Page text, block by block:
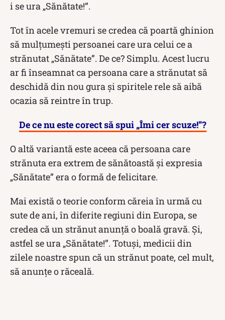
i se ura „Sănătate!”.
Tot în acele vremuri se credea că poartă ghinion
să mulțumești persoanei care ura celui ce a
strănutat „Sănătate”. De ce? Simplu. Acest lucru
ar fi înseamnat ca persoana care a strănutat să
deschidă din nou gura și spiritele rele să aibă
ocazia să reintre în trup.
De ce nu este corect să spui „Îmi cer scuze!”?
O altă variantă este aceea că persoana care
strănuta era extrem de sănătoastă și expresia
„Sănătate” era o formă de felicitare.
Mai există o teorie conform căreia în urmă cu
sute de ani, în diferite regiuni din Europa, se
credea că un strănut anunţă o boală gravă. Și,
astfel se ura „Sănătate!”. Totuși, medicii din
zilele noastre spun că un strănut poate, cel mult,
să anunțe o răceală.